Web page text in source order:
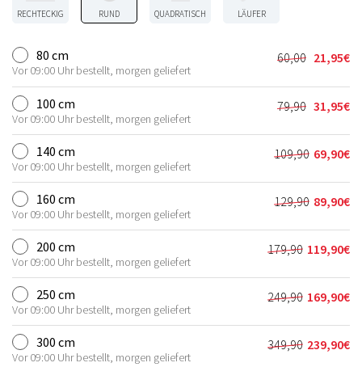
RECHTECKIG RUND QUADRATISCH LÄUFER
80 cm
Vor 09:00 Uhr bestellt, morgen geliefert
60,00
Preis
war:
60,00€
21,95€
Aktueller
Preis
ist:
21,95€.
100 cm
Vor 09:00 Uhr bestellt, morgen geliefert
79,90
Preis
war:
79,90€
31,95€
Aktueller
Preis
ist:
31,95€.
140 cm
Vor 09:00 Uhr bestellt, morgen geliefert
109,90
Preis
war:
109,90€
69,90€
Aktueller
Preis
ist:
69,90€.
160 cm
Vor 09:00 Uhr bestellt, morgen geliefert
129,90
Preis
war:
129,90€
89,90€
Aktueller
Preis
ist:
89,90€.
200 cm
Vor 09:00 Uhr bestellt, morgen geliefert
179,90
Preis
war:
179,90€
119,90€
Aktueller
Preis
ist:
119,90€.
250 cm
Vor 09:00 Uhr bestellt, morgen geliefert
249,90
Preis
war:
249,90€
169,90€
Aktueller
Preis
ist:
169,90€.
300 cm
Vor 09:00 Uhr bestellt, morgen geliefert
349,90 239,90€
Aktueller